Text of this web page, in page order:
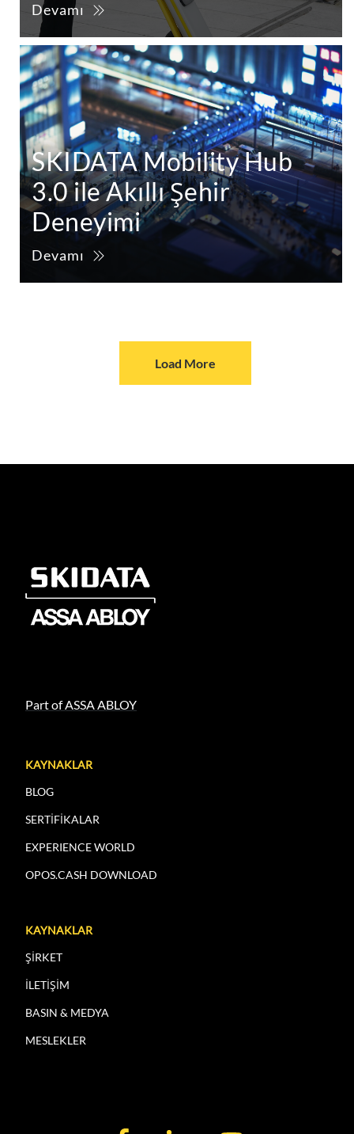
Devamı
SKIDATA Mobility Hub
3.0 ile Akıllı Şehir
Deneyimi
Devamı
Load More
Part of ASSA ABLOY
KAYNAKLAR
BLOG
SERTİFİKALAR
EXPERIENCE WORLD
OPOS.CASH DOWNLOAD
KAYNAKLAR
ŞİRKET
İLETİŞİM
BASIN & MEDYA
MESLEKLER